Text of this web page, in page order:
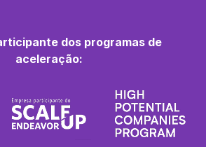
dos programas de
aceleração: